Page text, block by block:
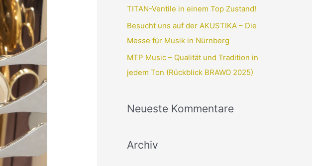
TITAN-Ventile in einem Top Zustand!
Besucht uns auf der AKUSTIKA – Die
Messe für Musik in Nürnberg
MTP Music – Qualität und Tradition in
jedem Ton (Rückblick BRAWO 2025)
Neueste Kommentare
Archiv